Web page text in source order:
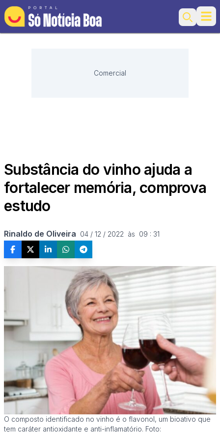
Search
Comercial
Substância do vinho ajuda a
fortalecer memória, comprova
estudo
Rinaldo de Oliveira 04 / 12 / 2022  às  09 : 31
O composto identificado no vinho é o flavonol, um bioativo que
tem caráter antioxidante e anti-inflamatório. Foto: